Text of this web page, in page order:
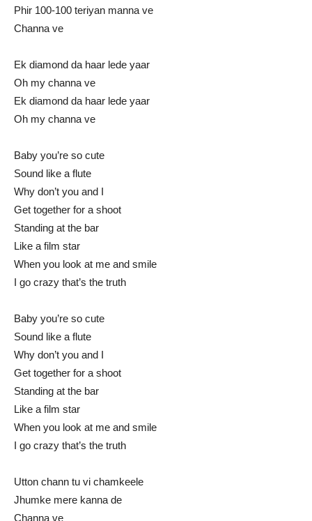
Phir 100-100 teriyan manna ve
Channa ve
Ek diamond da haar lede yaar
Oh my channa ve
Ek diamond da haar lede yaar
Oh my channa ve
Baby you’re so cute
Sound like a flute
Why don’t you and I
Get together for a shoot
Standing at the bar
Like a film star
When you look at me and smile
I go crazy that’s the truth
Baby you’re so cute
Sound like a flute
Why don’t you and I
Get together for a shoot
Standing at the bar
Like a film star
When you look at me and smile
I go crazy that’s the truth
Utton chann tu vi chamkeele
Jhumke mere kanna de
Channa ve